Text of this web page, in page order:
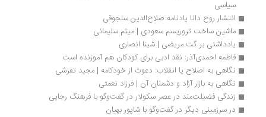
انتشار روح دانا یادنامه صلاح‌الدین سلجوقی
ماشین ساخت تروریسم سعودی | میثم سلیمانی
یادداشتی بر گت مریضی | شینا انصاری
فاطمه احمدی‌آذر: نقد ادبی برای کودکان هم آموزنده است
نگاهی به اصلاح یا انقلاب: دعوت از خودکامه | مجید تفرشی
نگاهی به بازار آزاد و دشمنان آن | فرزاد نعمتی
زندگی فضیلت‌مند در عصر سکولار در گفت‌وگو با فرهنگ رجایی
در سرزمینی دیگر در گفت‌وگو با شاپور بهیان